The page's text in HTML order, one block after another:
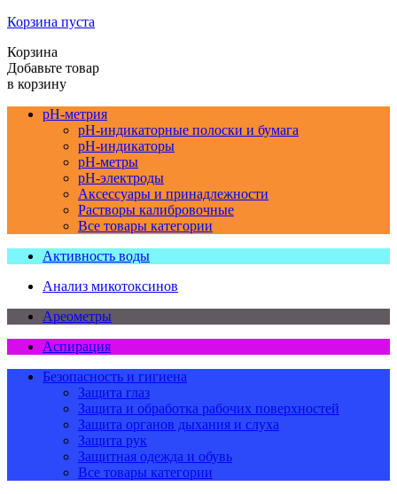
Корзина пуста
Корзина
Добавьте товар
в корзину
pH-метрия
pH-индикаторные полоски и бумага
pH-индикаторы
pH-метры
pH-электроды
Аксессуары и принадлежности
Растворы калибровочные
Все товары категории
Активность воды
Анализ микотоксинов
Ареометры
Аспирация
Безопасность и гигиена
Защита глаз
Защита и обработка рабочих поверхностей
Защита органов дыхания и слуха
Защита рук
Защитная одежда и обувь
Все товары категории